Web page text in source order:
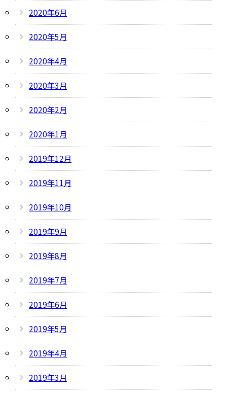
2020年6月
2020年5月
2020年4月
2020年3月
2020年2月
2020年1月
2019年12月
2019年11月
2019年10月
2019年9月
2019年8月
2019年7月
2019年6月
2019年5月
2019年4月
2019年3月